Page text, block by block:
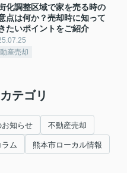
化調整区域で家を売る時の
点は何か？売却時に知って
たいポイントをご紹介
産売却
テゴリ
知らせ 不動産売却
ム 熊本市ローカル情報